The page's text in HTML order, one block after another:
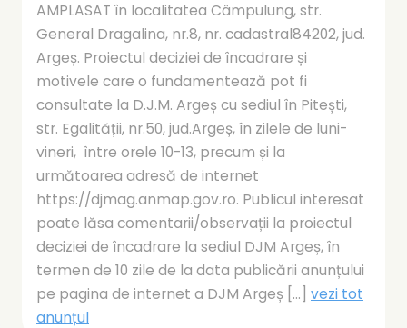
AMPLASAT în localitatea Câmpulung, str.
General Dragalina, nr.8, nr. cadastral84202, jud.
Argeș. Proiectul deciziei de încadrare și
motivele care o fundamentează pot fi
consultate la D.J.M. Argeș cu sediul în Pitești,
str. Egalității, nr.50, jud.Argeș, în zilele de luni-
vineri, între orele 10-13, precum și la
următoarea adresă de internet
https://djmag.anmap.gov.ro. Publicul interesat
poate lăsa comentarii/observații la proiectul
deciziei de încadrare la sediul DJM Argeș, în
termen de 10 zile de la data publicării anunțului
pe pagina de internet a DJM Argeș [...] vezi tot
anunțul